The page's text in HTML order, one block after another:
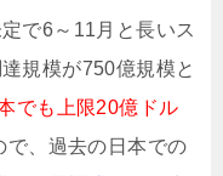
で6～11月と長いス
規模が750億規模と
でも上限20億ドル
で、過去の日本での